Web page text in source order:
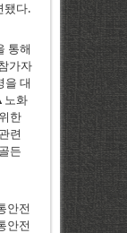
됐다.
통해
가자
을 대
노화
한
련
든
안전
안전